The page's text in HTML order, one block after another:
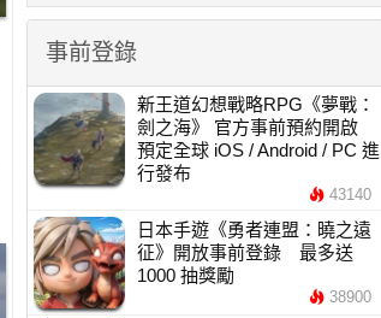
事前登錄
新王道幻想戰略RPG《夢戰：
劍之海》 官方事前預約開啟
預定全球 iOS / Android / PC 進
行發布
43140
日本手遊《勇者連盟：曉之遠
征》開放事前登錄 最多送
1000 抽獎勵
38900